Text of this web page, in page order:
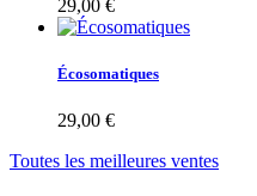
29,00 €
Écosomatiques
29,00 €
Toutes les meilleures ventes